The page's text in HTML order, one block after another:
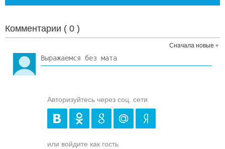
Комментарии ( 0 )
Сначала новые
Авторизуйтесь через соц. сети
или войдите как гость